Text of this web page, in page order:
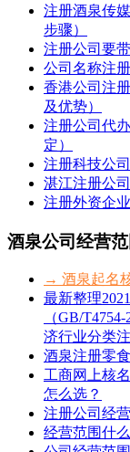
注册酒泉传
步骤）
注册公司要
公司名称注
香港公司注
及优势）
注册公司代
定）
注册科技公
湛江注册公
注册外资企
酒泉公司经营
→ 酒泉起名
最新整理
（GB/
济行业分类
酒泉注册零
工商网上核
怎么选？
注册公司经
经营范围什